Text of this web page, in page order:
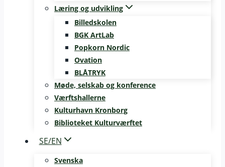
Læring og udvikling
Billedskolen
BGK ArtLab
Popkorn Nordic
Ovation
BLÅTRYK
Møde, selskab og konference
Værftshallerne
Kulturhavn Kronborg
Biblioteket Kulturværftet
SE/EN
Svenska